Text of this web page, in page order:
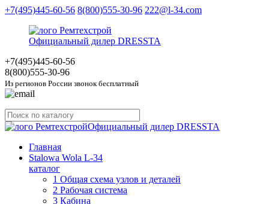
+7(495)445-60-56 8(800)555-30-96 222@l-34.com
Официальный дилер DRESSTA
+7(495)445-60-56
8(800)555-30-96
Из регионов России звонок бесплатный
Официальный дилер DRESSTA
Главная
Stalowa Wola L-34
каталог
1 Общая схема узлов и деталей
2 Рабочая система
3 Кабина